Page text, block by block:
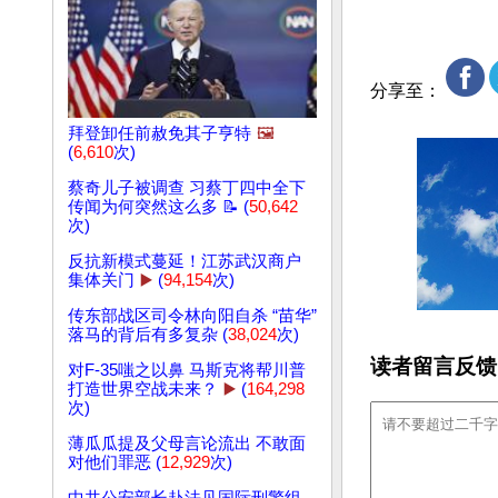
拜登卸任前赦免其子亨特 🖼️
(6,610次)
蔡奇儿子被调查 习蔡丁四中全下
传闻为何突然这么多 📝 (50,642
次)
反抗新模式蔓延！江苏武汉商户
集体关门 ▶️ (94,154次)
传东部战区司令林向阳自杀 “苗华”
落马的背后有多复杂 (38,024次)
对F-35嗤之以鼻 马斯克将帮川普
打造世界空战未来？
▶️ (164,298
次)
薄瓜瓜提及父母言论流出 不敢面
对他们罪恶 (12,929次)
分享至：
读者留言反